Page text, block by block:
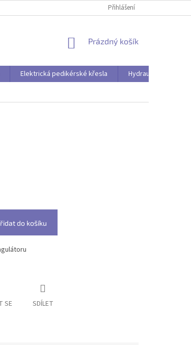
Přihlášení
NÁKUPNÍ
Prázdný košík
Elektrická pedikérské křesla
Hydraulická
do košíku
SE SDÍLET